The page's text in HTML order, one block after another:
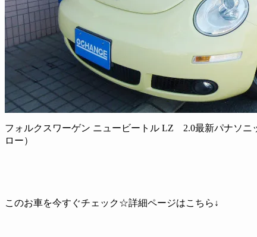
フォルクスワーゲン ニュービートル LZ 2.0最新パナソニ
ロー）
このお車を今すぐチェック☆詳細ページはこちら↓